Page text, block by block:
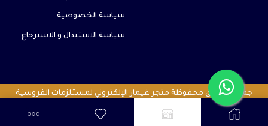
سياسة الخصوصية
سياسة الاستبدال و الاسترجاع
جميع الحقوق محفوظة متجر غيمار الإلكتروني لمستلزمات الفروسية
بواسطة شهبندر